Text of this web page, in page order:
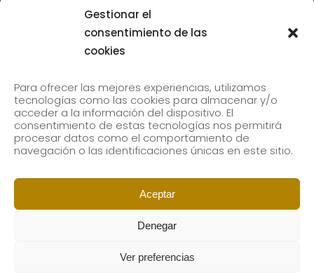
Gestionar el
consentimiento de las
cookies
Para ofrecer las mejores experiencias, utilizamos
tecnologías como las cookies para almacenar y/o
acceder a la información del dispositivo. El
consentimiento de estas tecnologías nos permitirá
procesar datos como el comportamiento de
navegación o las identificaciones únicas en este sitio.
Aceptar
Denegar
Ver preferencias
Tolliver en el 61 Jazzaldia
Subscribe to our newsletter to receive our news by
email.